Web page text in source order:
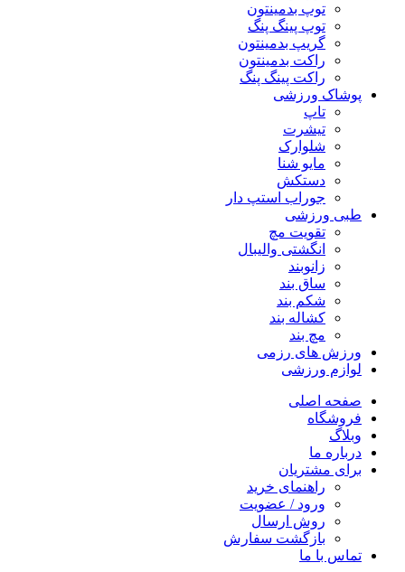
توپ بدمینتون
توپ پینگ پنگ
گریپ بدمینتون
راکت بدمینتون
راکت پینگ پنگ
پوشاک ورزشی
تاپ
تیشرت
شلوارک
مایو شنا
دستکش
جوراب استپ دار
طبی ورزشی
تقویت مچ
انگشتی واليبال
زانوبند
ساق بند
شکم بند
کشاله بند
مچ بند
ورزش های رزمی
لوازم ورزشی
صفحه اصلی
فروشگاه
وبلاگ
درباره ما
برای مشتریان
راهنمای خرید
ورود / عضویت
روش ارسال
بازگشت سفارش
تماس با ما